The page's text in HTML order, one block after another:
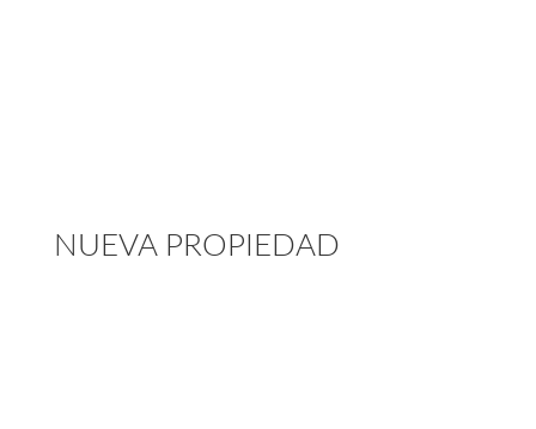
NUEVA PROPIEDAD